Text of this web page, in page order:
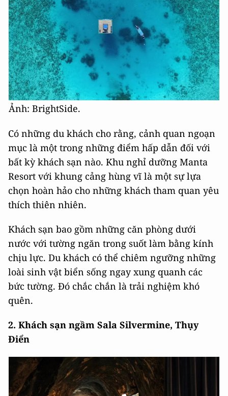
Ảnh: BrightSide.
Có những du khách cho rằng, cảnh quan ngoạn
mục là một trong những điểm hấp dẫn đối với
bất kỳ khách sạn nào. Khu nghỉ dưỡng Manta
Resort với khung cảng hùng vĩ là một sự lựa
chọn hoàn hảo cho những khách tham quan yêu
thích thiên nhiên.
Khách sạn bao gồm những căn phòng dưới
nước với tường ngăn trong suốt làm bằng kính
chịu lực. Du khách có thể chiêm ngưỡng những
loài sinh vật biển sống ngay xung quanh các
bức tường. Đó chắc chắn là trải nghiệm khó
quên.
2. Khách sạn ngầm Sala Silvermine, Thụy
Điển